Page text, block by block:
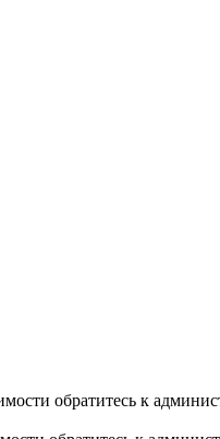
обратитесь к